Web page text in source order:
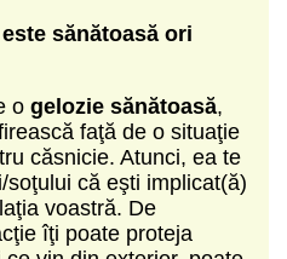
sănătoasă ori
o gelozie sănătoasă,
faţă de o situaţie
căsnicie. Atunci, ea te
că eşti implicat(ă)
voastră. De
îţi poate proteja